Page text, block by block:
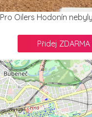
Pro Oilers Hodonín
Přidej